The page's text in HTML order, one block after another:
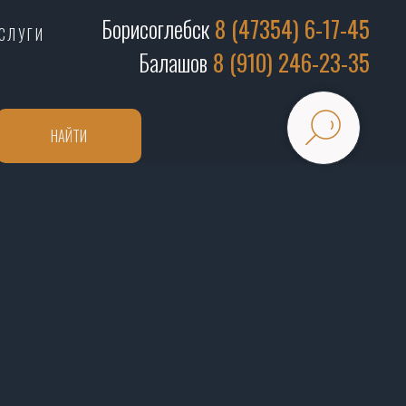
Борисоглебск8 (47354) 6-17-45
Балашов 8 (910) 246-23-35
НАЙТИ